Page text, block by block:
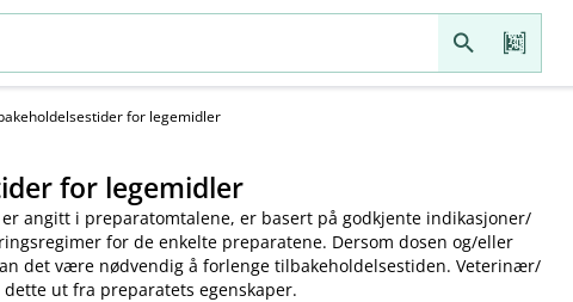
for legemidler
for legemidler
angitt i preparatomtalene, er basert på godkjente indikasjoner​/​
for de enkelte preparatene. Dersom dosen og​/​eller
det være nødvendig å forlenge tilbakeholdelsestiden. Veterinær​/​
ut fra preparatets egenskaper.